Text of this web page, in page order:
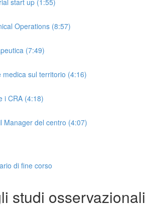
Operations (8:57)
(7:49)
medica sul territorio (4:16)
i CRA (4:18)
Manager del centro (4:07)
di fine corso
studi osservazionali